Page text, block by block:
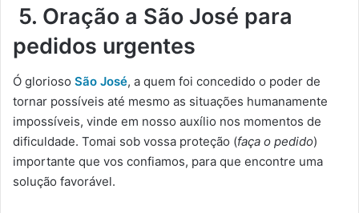
5. Oração a São José para
pedidos urgentes
Ó glorioso São José, a quem foi concedido o poder de
tornar possíveis até mesmo as situações humanamente
impossíveis, vinde em nosso auxílio nos momentos de
dificuldade. Tomai sob vossa proteção (faça o pedido)
importante que vos confiamos, para que encontre uma
solução favorável.